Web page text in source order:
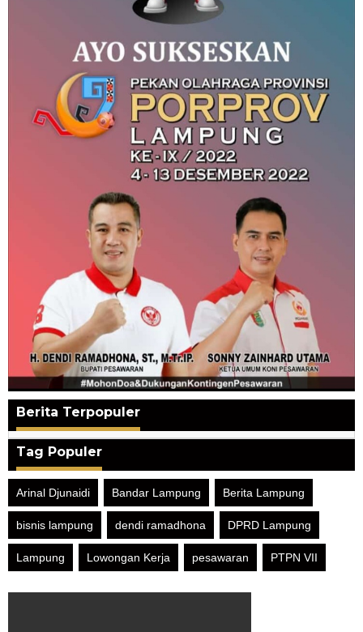
Berita Terpopuler
Tag Populer
Arinal Djunaidi Bandar Lampung Berita Lampung
bisnis lampung dendi ramadhona DPRD Lampung
Lampung Lowongan Kerja pesawaran PTPN VII